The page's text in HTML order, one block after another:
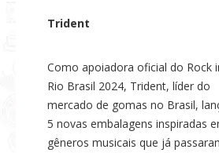
Trident
Como apoiadora oficial do Rock
Rio Brasil 2024, Trident, líder do
mercado de gomas no Brasil,
5 novas embalagens inspiradas
gêneros musicais que já